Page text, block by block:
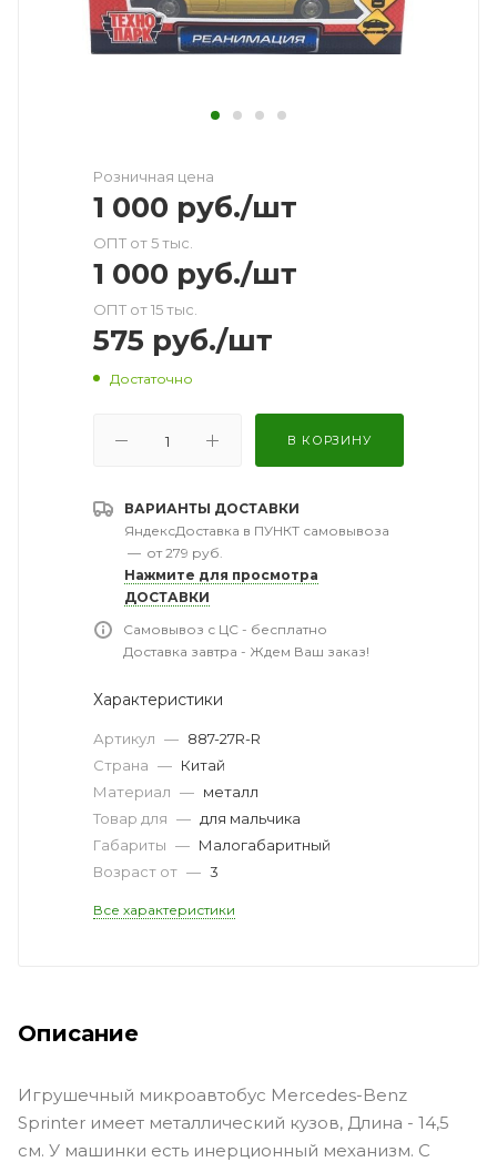
Розничная цена
1 000 руб./шт
ОПТ от 5 тыс.
1 000 руб./шт
ОПТ от 15 тыс.
575 руб./шт
Достаточно
В КОРЗИНУ
ВАРИАНТЫ ДОСТАВКИ
ЯндексДоставка в ПУНКТ самовывоза
— от 279 руб.
Нажмите для просмотра
ДОСТАВКИ
Самовывоз с ЦС - бесплатно
Доставка завтра - Ждем Ваш заказ!
Характеристики
Артикул — 887-27R-R
Страна — Китай
Материал — металл
Товар для — для мальчика
Габариты — Малогабаритный
Возраст от — 3
Все характеристики
Описание
Игрушечный микроавтобус Mercedes-Benz
Sprinter имеет металлический кузов, Длина - 14,5
см. У машинки есть инерционный механизм. С